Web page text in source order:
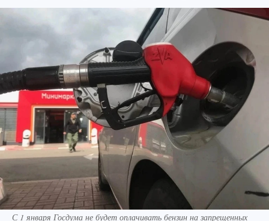
С 1 января Госдума не будет оплачивать бензин на запрещенных